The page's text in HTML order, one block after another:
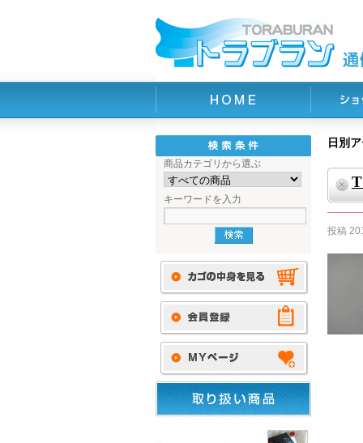
商品カテゴリから選ぶ
キーワードを入力
日別
投稿